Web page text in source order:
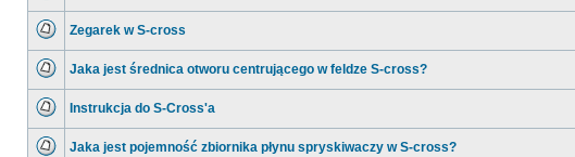
nieprzeczytanych
nieprzeczytanych
Zegarek w S-cross
nieprzeczytanych
Jaka jest średnica otworu centrującego w feldze S-cross?
nieprzeczytanych
Instrukcja do S-Cross'a
Jaka jest pojemność zbiornika płynu spryskiwaczy w S-cross?